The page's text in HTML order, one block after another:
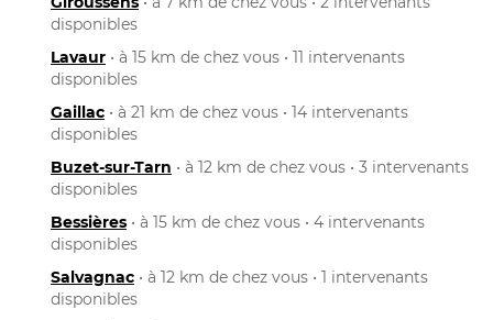
disponibles
Lavaur • à 15 km de chez vous • 11 intervenants
disponibles
Gaillac • à 21 km de chez vous • 14 intervenants
disponibles
Buzet-sur-Tarn • à 12 km de chez vous • 3 intervenants
disponibles
Bessières • à 15 km de chez vous • 4 intervenants
disponibles
Salvagnac • à 12 km de chez vous • 1 intervenants
disponibles